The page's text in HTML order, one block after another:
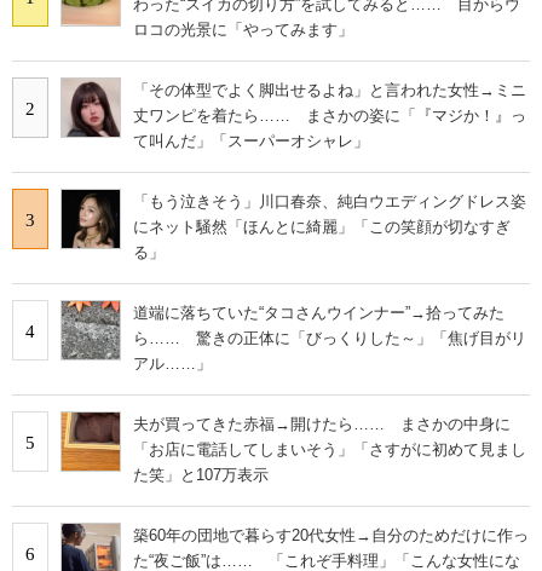
わった“スイカの切り方”を試してみると…… 目からウ
ロコの光景に「やってみます」
2
「その体型でよく脚出せるよね」と言われた女性→ミニ
丈ワンピを着たら…… まさかの姿に「『マジか！』っ
て叫んだ」「スーパーオシャレ」
3
「もう泣きそう」川口春奈、純白ウエディングドレス姿
にネット騒然「ほんとに綺麗」「この笑顔が切なすぎ
る」
4
道端に落ちていた“タコさんウインナー”→拾ってみた
ら…… 驚きの正体に「びっくりした～」「焦げ目がリ
アル……」
5
夫が買ってきた赤福→開けたら…… まさかの中身に
「お店に電話してしまいそう」「さすがに初めて見まし
た笑」と107万表示
6
築60年の団地で暮らす20代女性→自分のためだけに作っ
た“夜ご飯”は…… 「これぞ手料理」「こんな女性にな